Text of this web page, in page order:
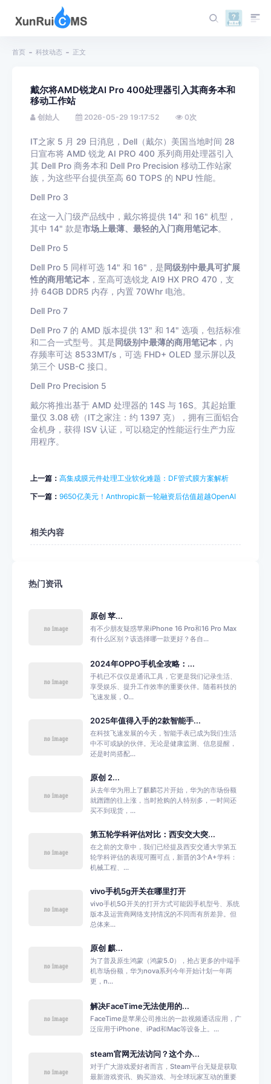
首页 科技动态 正文
戴尔将AMD锐龙AI Pro 400处理器引入其商务本和
移动工作站
创始人 2026-05-29 19:17:52 0次
IT之家 5 月 29 日消息，Dell（戴尔）美国当地时间 28
日宣布将 AMD 锐龙 AI PRO 400 系列商用处理器引入
其 Dell Pro 商务本和 Dell Pro Precision 移动工作站家
族，为这些平台提供至高 60 TOPS 的 NPU 性能。
Dell Pro 3
在这一入门级产品线中，戴尔将提供 14" 和 16" 机型，
其中 14" 款是市场上最薄、最轻的入门商用笔记本。
Dell Pro 5
Dell Pro 5 同样可选 14" 和 16"，是 同级别中最具可扩展
性的商用笔记本 ，至高可选锐龙 AI9 HX PRO 470，支
持 64GB DDR5 内存，内置 70Whr 电池。
Dell Pro 7
Dell Pro 7 的 AMD 版本提供 13" 和 14" 选项，包括标准
和二合一式型号。其是 同级别中最薄的商用笔记本 ，内
存频率可达 8533MT/s，可选 FHD+ OLED 显示屏以及
第三个 USB-C 接口。
Dell Pro Precision 5
戴尔将推出基于 AMD 处理器的 14S 与 16S。其起始重
量仅 3.08 磅（IT之家注：约 1397 克），拥有三面铝合
金机身，获得 ISV 认证，可以稳定的性能运行生产力应
用程序。
上一篇： 高集成膜元件处理工业软化难题：DF管式膜方案解析
下一篇： 9650亿美元！Anthropic新一轮融资后估值超越OpenAI
相关内容
热门资讯
原创 苹...
有不少朋友疑惑苹果iPhone 16 Pro和16 Pro Max
有什么区别？该选择哪一款更好？各自...
2024年OPPO手机全攻略：...
手机已不仅仅是通讯工具，它更是我们记录生活、
享受娱乐、提升工作效率的重要伙伴。随着科技的
飞速发展，O...
2025年值得入手的2款智能手...
在科技飞速发展的今天，智能手表已成为我们生活
中不可或缺的伙伴。无论是健康监测、信息提醒，
还是时尚搭配...
原创 2...
从去年华为用上了麒麟芯片开始，华为的市场份额
就蹭蹭的往上涨，当时抢购的人特别多，一时间还
买不到现货，...
第五轮学科评估对比：西安交大突...
在之前的文章中，我们已经提及西安交通大学第五
轮学科评估的表现可圈可点，新晋的3个A+学科：
机械工程、...
vivo手机5g开关在哪里打开
vivo手机5G开关的打开方式可能因手机型号、系统
版本及运营商网络支持情况的不同而有所差异。但
总体来...
原创 麒...
为了普及原生鸿蒙（鸿蒙5.0），抢占更多的中端手
机市场份额，华为nova系列今年开始计划一年两
更，n...
解决FaceTime无法使用的...
FaceTime是苹果公司推出的一款视频通话应用，广
泛应用于iPhone、iPad和Mac等设备上。...
steam官网无法访问？这个办...
对于广大游戏爱好者而言，Steam平台无疑是获取
最新游戏资讯、购买游戏、与全球玩家互动的重要